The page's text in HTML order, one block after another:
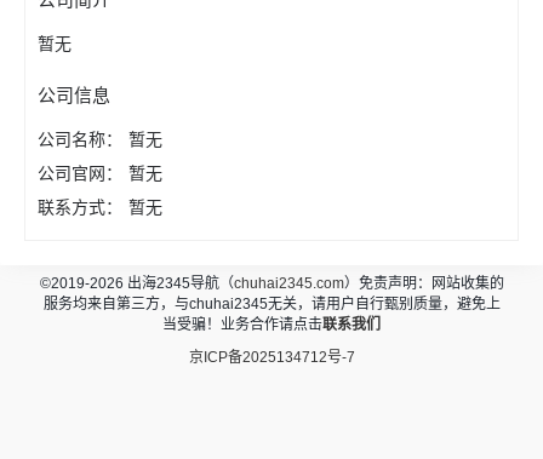
暂无
公司信息
公司名称：
暂无
公司官网：
暂无
联系方式：
暂无
©2019-2026 出海2345导航（chuhai2345.com）免责声明：网站收集的
服务均来自第三方，与chuhai2345无关，请用户自行甄别质量，避免上
当受骗！业务合作请点击联系我们
京ICP备2025134712号-7